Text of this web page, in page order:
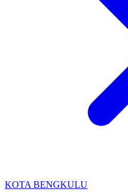
KOTA BENGKULU